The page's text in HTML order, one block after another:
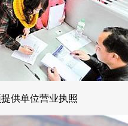
供单位营业执照